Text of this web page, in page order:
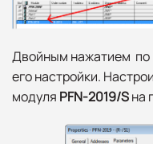
Двойным нажатием по
его настройки.
модуля PFN-2019/Sна